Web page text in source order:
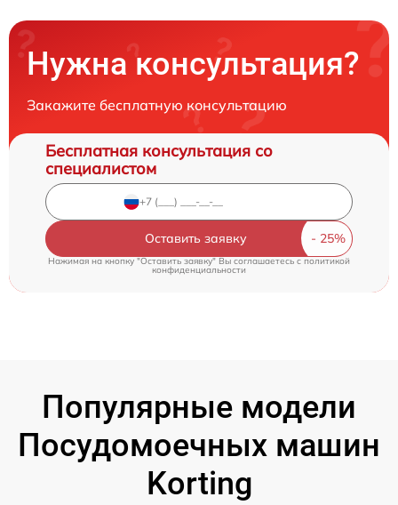
Нужна консультация?
Закажите бесплатную консультацию
Бесплатная консультация со
специалистом
Оставить заявку
Нажимая на кнопку "Оставить заявку" Вы соглашаетесь cполитикой
конфиденциальности
Популярные модели
Посудомоечных машин
Korting